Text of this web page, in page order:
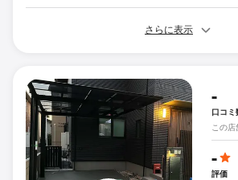
さらに表示
-
口コミ
この
-
評価